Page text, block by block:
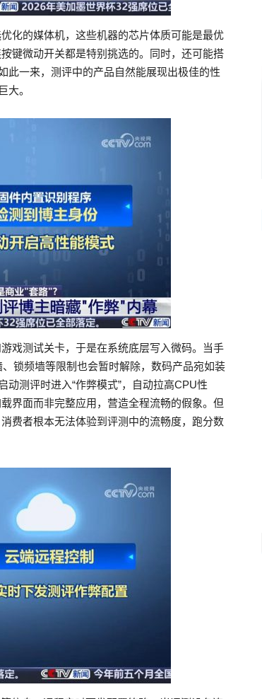
化的媒体机，这些机器的芯片体质可能是最优
键微动开关都是特别挑选的。同时，还可能搭
此一来，测评中的产品自然能展现出极佳的性
大。
戏测试关卡，于是在系统底层写入微码。当手
锁频墙等限制也会暂时解除，数码产品宛如装
动测评时进入“作弊模式”，自动拉高CPU性
界面而非完整应用，营造全程流畅的假象。但
费者根本无法体验到评测中的流畅度，跑分数